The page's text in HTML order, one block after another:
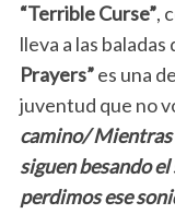
“Terrible Curse”,
lleva a las baladas
Prayers”es una
juventud que no
camino/ Mientras
siguen besando
perdimos ese